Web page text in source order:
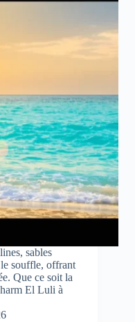
sables
le souffle, offrant
Que ce soit la
El Luli à